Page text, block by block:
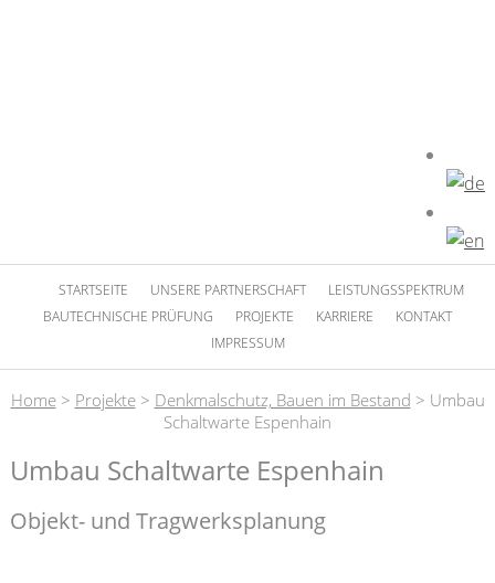
STARTSEITE UNSERE PARTNERSCHAFT
LEISTUNGSSPEKTRUM
BAUTECHNISCHE PRÜFUNG
PROJEKTE KARRIERE
KONTAKT
IMPRESSUM
Home> Projekte> Denkmalschutz, Bauen im Bestand > Umbau
Schaltwarte Espenhain
Umbau Schaltwarte Espenhain
Objekt- und Tragwerksplanung